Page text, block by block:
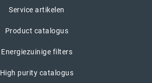
Service artikelen
Product catalogus
Energiezuinige filters
High purity catalogus